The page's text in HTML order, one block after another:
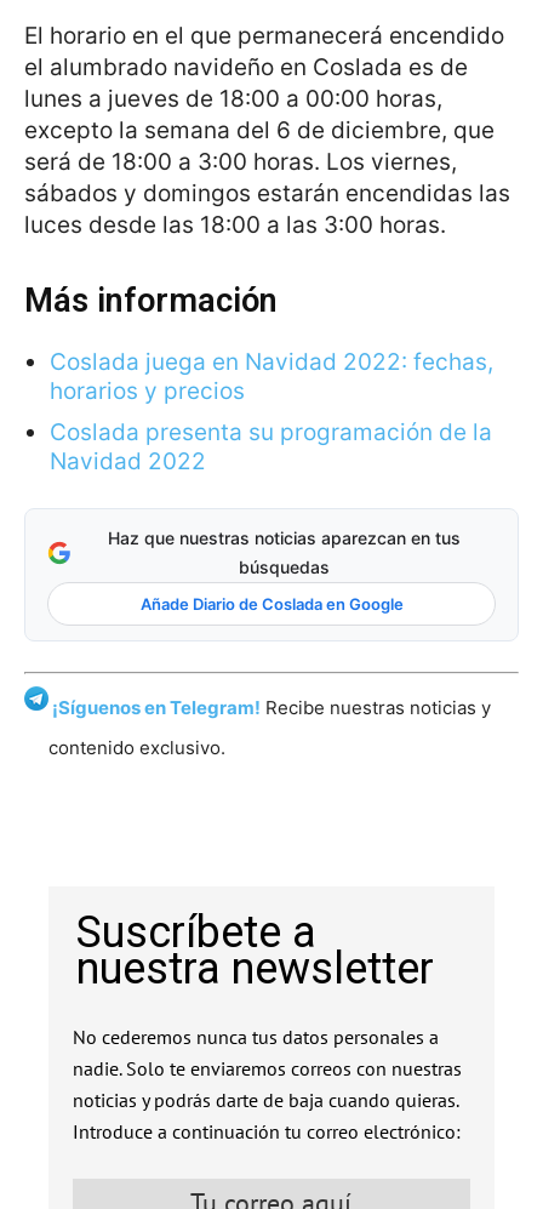
El horario en el que permanecerá encendido
el alumbrado navideño en Coslada es de
lunes a jueves de 18:00 a 00:00 horas,
excepto la semana del 6 de diciembre, que
será de 18:00 a 3:00 horas. Los viernes,
sábados y domingos estarán encendidas las
luces desde las 18:00 a las 3:00 horas.
Más información
Coslada juega en Navidad 2022: fechas,
horarios y precios
Coslada presenta su programación de la
Navidad 2022
Haz que nuestras noticias aparezcan en tus
búsquedas
Añade Diario de Coslada en Google
¡Síguenos en Telegram! Recibe nuestras noticias y
contenido exclusivo.
Suscríbete a
nuestra newsletter
No cederemos nunca tus datos personales a
nadie. Solo te enviaremos correos con nuestras
noticias y podrás darte de baja cuando quieras.
Introduce a continuación tu correo electrónico: